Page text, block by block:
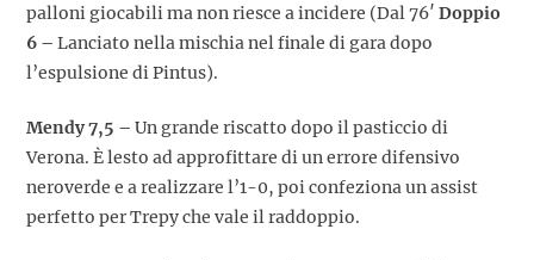
palloni giocabili ma non riesce a incidere (Dal 76′ Doppio
6 – Lanciato nella mischia nel finale di gara dopo
l’espulsione di Pintus).
Mendy 7,5 – Un grande riscatto dopo il pasticcio di
Verona. È lesto ad approfittare di un errore difensivo
neroverde e a realizzare l’1-0, poi confeziona un assist
perfetto per Trepy che vale il raddoppio.